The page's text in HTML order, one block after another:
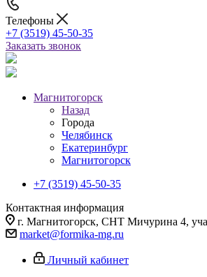
Телефоны
+7 (3519) 45-50-35
Заказать звонок
Магнитогорск
Назад
Города
Челябинск
Екатеринбург
Магнитогорск
+7 (3519) 45-50-35
Контактная информация
г. Магнитогорск, СНТ Мичурина 4,
market@formika-mg.ru
Личный кабинет